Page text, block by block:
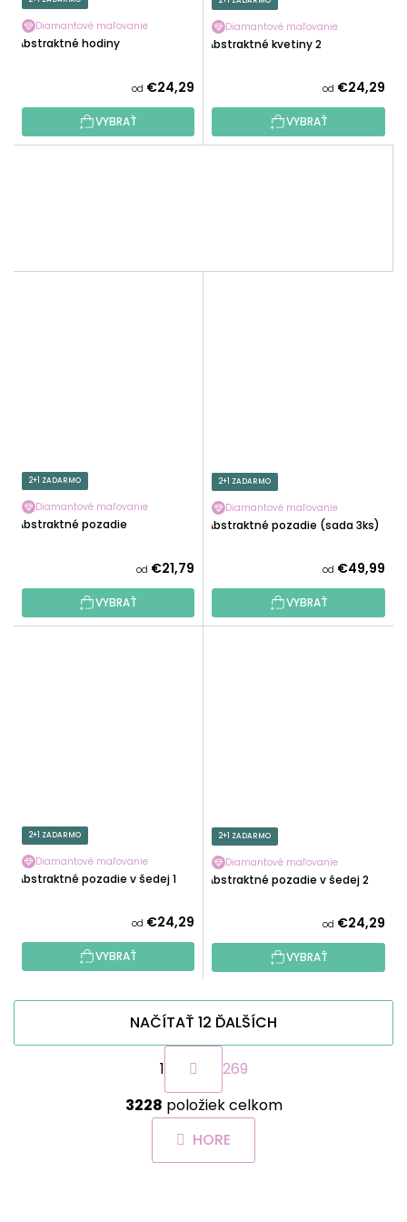
Diamantové maľovanie
Abstraktné hodiny
od €24,29
VYBRAŤ
Diamantové maľovanie
Abstraktné kvetiny 2
od €24,29
VYBRAŤ
2+1 ZADARMO
Diamantové maľovanie
Abstraktné pozadie
od €21,79
VYBRAŤ
2+1 ZADARMO
Diamantové maľovanie
Abstraktné pozadie (sada 3ks)
od €49,99
VYBRAŤ
2+1 ZADARMO
Diamantové maľovanie
Abstraktné pozadie v šedej 1
od €24,29
VYBRAŤ
2+1 ZADARMO
Diamantové maľovanie
Abstraktné pozadie v šedej 2
od €24,29
VYBRAŤ
O
v
l
á
d
NAČÍTAŤ 12 ĎALŠÍCH
S
r
á
n
k
o
1
269
3228 položiek celkom
HORE